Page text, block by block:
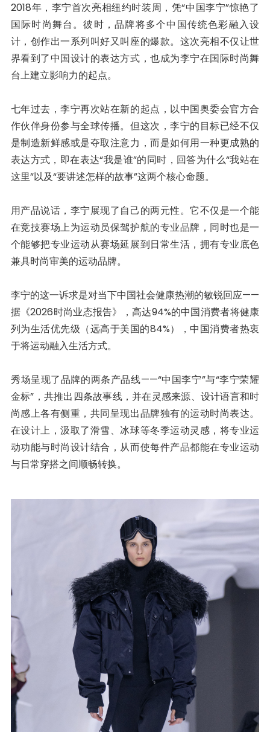
2018年，李宁首次亮相纽约时装周，凭“中国李宁”惊艳了
国际时尚舞台。彼时，品牌将多个中国传统色彩融入设
计，创作出一系列叫好又叫座的爆款。这次亮相不仅让世
界看到了中国设计的表达方式，也成为李宁在国际时尚舞
台上建立影响力的起点。
七年过去，李宁再次站在新的起点，以中国奥委会官方合
作伙伴身份参与全球传播。但这次，李宁的目标已经不仅
是制造新鲜感或是夺取注意力，而是如何用一种更成熟的
表达方式，即在表达“我是谁”的同时，回答为什么“我站在
这里”以及“要讲述怎样的故事”这两个核心命题。
用产品说话，李宁展现了自己的两元性。它不仅是一个能
在竞技赛场上为运动员保驾护航的专业品牌，同时也是一
个能够把专业运动从赛场延展到日常生活，拥有专业底色
兼具时尚审美的运动品牌。
李宁的这一诉求是对当下中国社会健康热潮的敏锐回应——
据《2026时尚业态报告》，高达94%的中国消费者将健康
列为生活优先级（远高于美国的84%），中国消费者热衷
于将运动融入生活方式。
秀场呈现了品牌的两条产品线——“中国李宁”与“李宁荣耀
金标”，共推出四条故事线，并在灵感来源、设计语言和时
尚感上各有侧重，共同呈现出品牌独有的运动时尚表达。
在设计上，汲取了滑雪、冰球等冬季运动灵感，将专业运
动功能与时尚设计结合，从而使每件产品都能在专业运动
与日常穿搭之间顺畅转换。
冰雪运动为灵感